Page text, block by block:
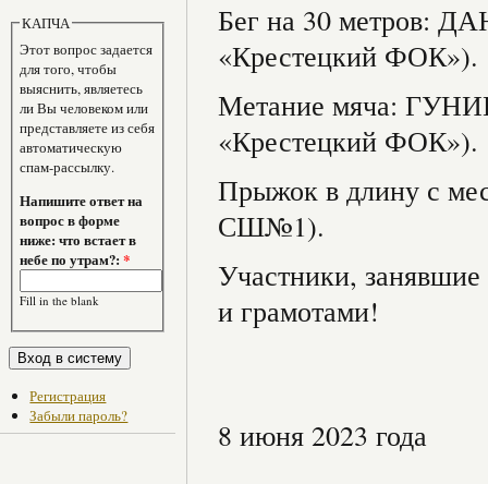
КАПЧА
Этот вопрос задается
для того, чтобы
выяснить, являетесь
ли Вы человеком или
представляете из себя
автоматическую
спам-рассылку.
Напишите ответ на
вопрос в форме
ниже: что встает в
небе по утрам?:*
Fill in the blank
Регистрация
Забыли пароль?
Бег на 30
«Крестецкий ФОК»).
Метание мяча:
«Крестецкий ФОК»).
Прыжок в длину с
СШ№1).
Участники,
и грамотами!
8 июня 2023 года